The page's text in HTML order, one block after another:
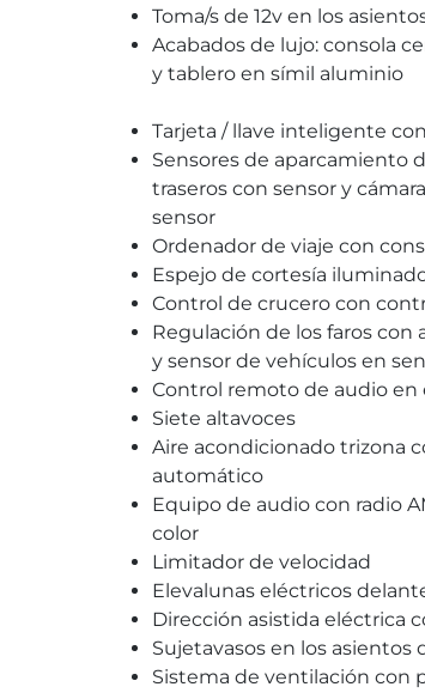
Toma/s de 12v en los
Acabados de lujo: consola
y tablero en símil aluminio
Tarjeta / llave inteligente
Sensores de aparcamiento
traseros con sensor y
sensor
Ordenador de viaje con
Espejo de cortesía
Control de crucero con
Regulación de los faros
y sensor de vehículos en
Control remoto de audio en
Siete altavoces
Aire acondicionado trizona
automático
Equipo de audio con radio
color
Limitador de velocidad
Elevalunas eléctricos
Dirección asistida eléctrica
Sujetavasos en los asientos
Sistema de ventilación con